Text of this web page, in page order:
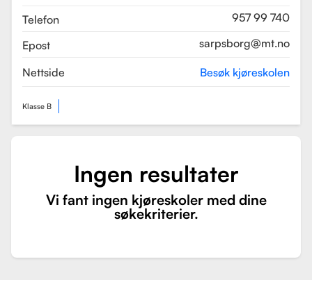
Telefon
957 99 740
Epost
sarpsborg@mt.no
Nettside Besøk kjøreskolen
Klasse B
Ingen resultater
Vi fant ingen kjøreskoler med dine
søkekriterier.